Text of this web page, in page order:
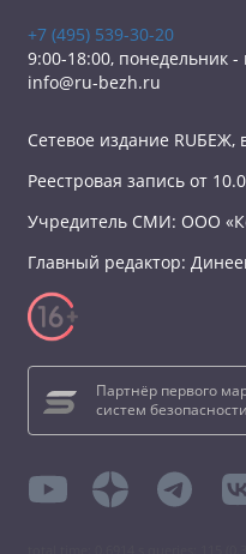
+7 (495) 539-30-20
9:00-18:00, понедельник -
info@ru-bezh.ru
Сетевое издание RUБЕЖ,
Реестровая запись от
Учредитель СМИ: ООО
Главный редактор:
Партнёр первого
систем безопасности